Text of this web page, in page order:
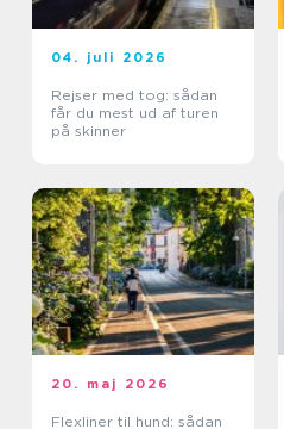
04. juli 2026
Rejser med tog: sådan
får du mest ud af turen
på skinner
20. maj 2026
Flexliner til hund: sådan